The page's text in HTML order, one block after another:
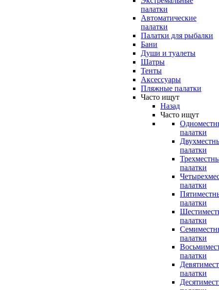
палатки
Автоматические
палатки
Палатки для рыбалки
Бани
Души и туалеты
Шатры
Тенты
Аксессуары
Пляжные палатки
Часто ищут
Назад
Часто ищут
палатки
палатки
палатки
палатки
палатки
палатки
палатки
палатки
палатки